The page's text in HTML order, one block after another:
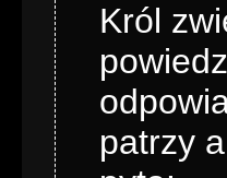
Król
patrzy